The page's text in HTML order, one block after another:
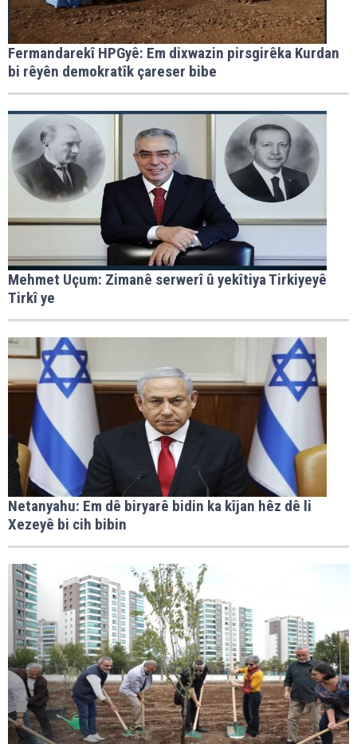
Fermandarekî HPGyê: Em dixwazin pirsgirêka Kurdan
bi rêyên demokratîk çareser bibe
Mehmet Uçum: Zimanê serwerî û yekîtiya Tirkiyeyê
Tirkî ye
Netanyahu: Em dê biryarê bidin ka kîjan hêz dê li
Xezeyê bi cih bibin